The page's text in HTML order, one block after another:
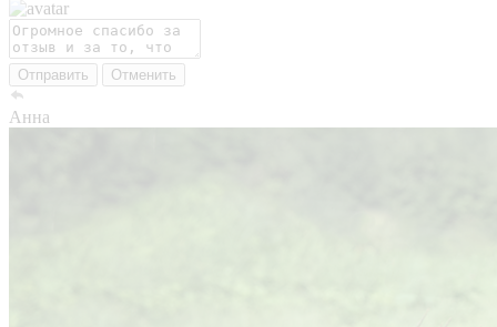
Отправить Отменить
Анна